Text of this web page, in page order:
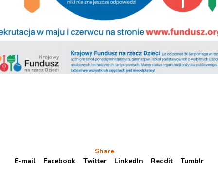
Share
E-mail
Facebook Twitter LinkedIn Reddit Tumblr